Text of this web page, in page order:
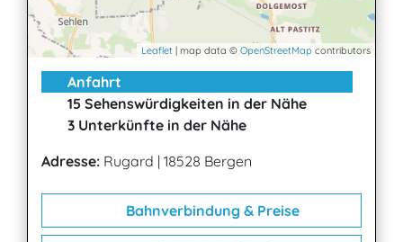
Leaflet | map data © OpenStreetMap contributors
Anfahrt
15 Sehenswürdigkeiten in der Nähe
3 Unterkünfte in der Nähe
Adresse: Rugard | 18528 Bergen
Bahnverbindung & Preise